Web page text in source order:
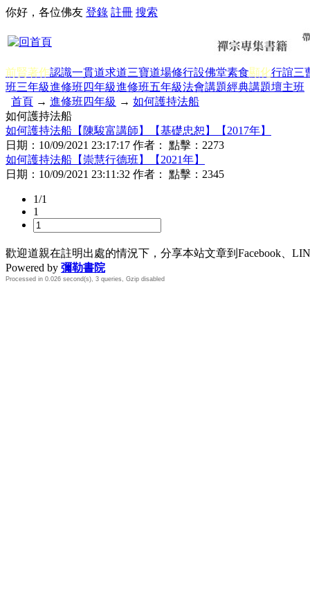
你好，各位佛友 登錄 註冊 搜索
前賢著作認識一貫道求道三寶道場修行設佛堂素食顯化行誼三
班三年級進修班四年級進修班五年級法會講題經典講題壇主班
首頁 → 進修班四年級 → 如何護持法船
如何護持法船
如何護持法船【陳駿富講師】【基礎忠恕】【2017年】
日期： 10/09/2021 23:17:17 作者： 點擊： 2273
如何護持法船【崇慧行德班】【2021年】
日期： 10/09/2021 23:11:32 作者： 點擊： 2345
1/1
1
歡迎道親在註明出處的情況下，分享本站文章到Facebook、
Powered by 彌勒書院
Processed in 0.026 second(s), 3 queries, Gzip disabled